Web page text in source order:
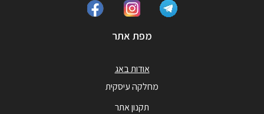
מפת אתר
אודות באג
מחלקה עיסקית
תקנון אתר